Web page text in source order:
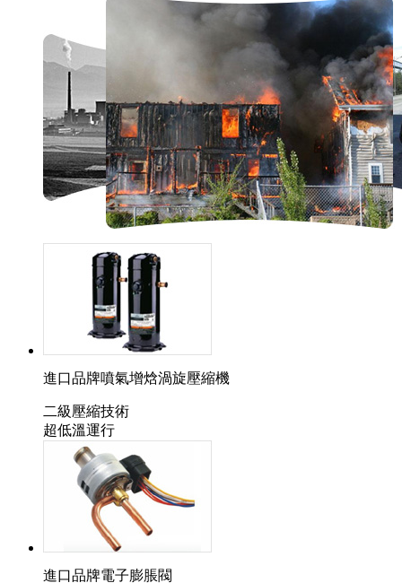
進口品牌噴氣增焓渦旋壓縮機
二級壓縮技術
超低溫運行
進口品牌電子膨脹閥